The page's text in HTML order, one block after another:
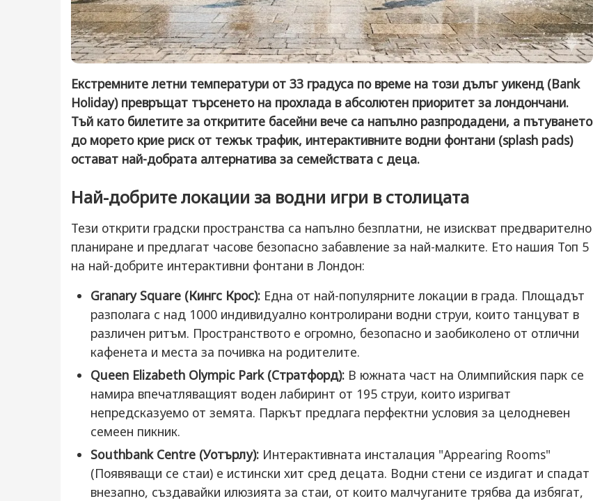
Екстремните летни температури от 33 градуса по време на този дълъг уикенд (Bank
Holiday) превръщат търсенето на прохлада в абсолютен приоритет за лондончани.
Тъй като билетите за откритите басейни вече са напълно разпродадени, а пътуването
до морето крие риск от тежък трафик, интерактивните водни фонтани (splash pads)
остават най-добрата алтернатива за семействата с деца.
Най-добрите локации за водни игри в столицата
Тези открити градски пространства са напълно безплатни, не изискват предварително
планиране и предлагат часове безопасно забавление за най-малките. Ето нашия Топ 5
на най-добрите интерактивни фонтани в Лондон:
Granary Square (Кингс Крос): Една от най-популярните локации в града. Площадът
разполага с над 1000 индивидуално контролирани водни струи, които танцуват в
различен ритъм. Пространството е огромно, безопасно и заобиколено от отлични
кафенета и места за почивка на родителите.
Queen Elizabeth Olympic Park (Стратфорд): В южната част на Олимпийския парк се
намира впечатляващият воден лабиринт от 195 струи, които изригват
непредсказуемо от земята. Паркът предлага перфектни условия за целодневен
семеен пикник.
Southbank Centre (Уотърлу): Интерактивната инсталация "Appearing Rooms"
(Появяващи се стаи) е истински хит сред децата. Водни стени се издигат и спадат
внезапно, създавайки илюзията за стаи, от които малчуганите трябва да избягат,